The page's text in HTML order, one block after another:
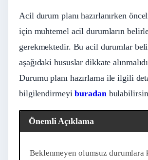
Acil durum planı hazırlanırken
için muhtemel acil durumların
gerekmektedir. Bu acil durumlar
aşağıdaki hususlar dikkate
Durumu planı hazırlama ile ilgili
bilgilendirmeyiburadan
Önemli Açıklama
Beklenmeyen olumsuz durumlara